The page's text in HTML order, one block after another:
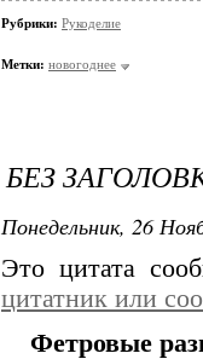
Рубрики: Рукоделие
Метки: новогоднее
БЕЗ
Понедельник, 26
Это цитата
цитатник или
Фетровые